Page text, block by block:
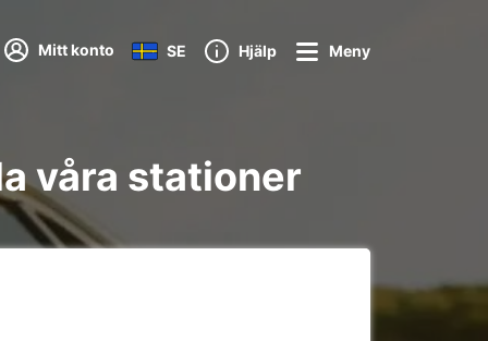
Mitt konto SE Hjälp Meny
våra stationer